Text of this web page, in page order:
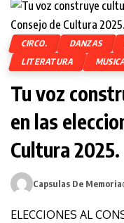
CIRCO. DANZAS
LITERATURA
Tu voz
en las
Cultura 2025.
Capsulas De Memoria
ELECCIONES AL